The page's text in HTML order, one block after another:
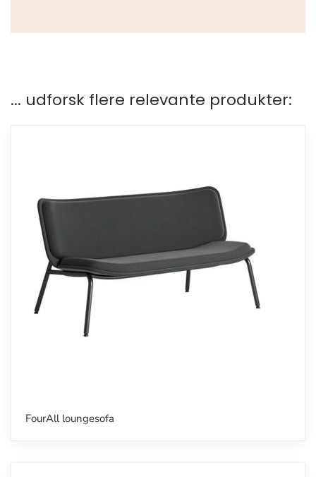
... udforsk flere relevante produkter:
FourAll loungesofa